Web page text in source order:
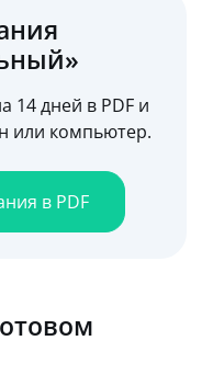
14 дней в PDF и
или компьютер.
в PDF